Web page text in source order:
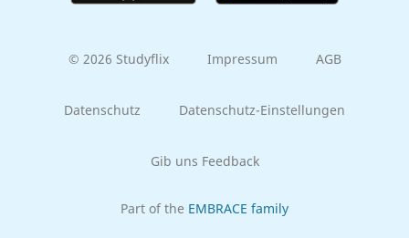
© 2026 Studyflix Impressum AGB
Datenschutz Datenschutz-Einstellungen
Gib uns Feedback
Part of the EMBRACE family